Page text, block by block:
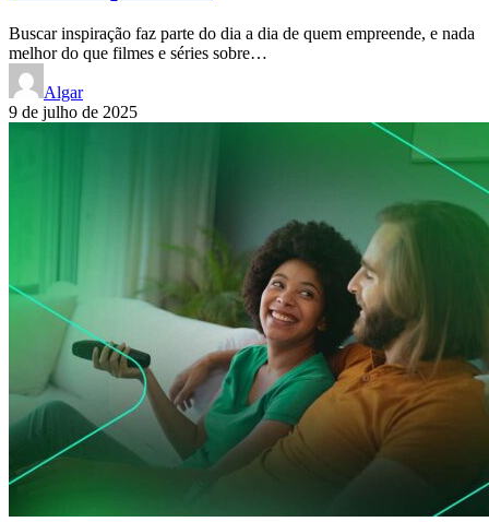
Buscar inspiração faz parte do dia a dia de quem empreende, e nada
melhor do que filmes e séries sobre…
Algar
9 de julho de 2025